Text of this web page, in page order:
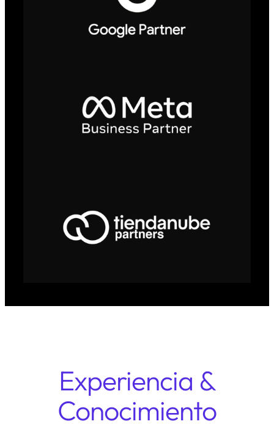
Experiencia &
Conocimiento